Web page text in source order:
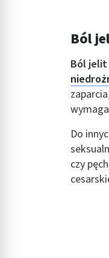
Ból
Ból jelit
Do
czy